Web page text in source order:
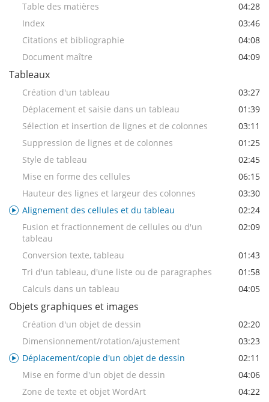
Table des matières
04:28
Index
03:46
Citations et bibliographie
04:08
Document maître
04:09
Tableaux
Création d'un tableau
03:27
Déplacement et saisie dans un tableau
01:39
Sélection et insertion de lignes et de colonnes
03:11
Suppression de lignes et de colonnes
01:25
Style de tableau
02:45
Mise en forme des cellules
06:15
Hauteur des lignes et largeur des colonnes
03:30
Alignement des cellules et du tableau
02:24
Fusion et fractionnement de cellules ou d'un
tableau
02:09
Conversion texte, tableau
01:43
Tri d'un tableau, d'une liste ou de paragraphes
01:58
Calculs dans un tableau
04:05
Objets graphiques et images
Création d'un objet de dessin
02:20
Dimensionnement/rotation/ajustement
03:23
Déplacement/copie d'un objet de dessin
02:11
Mise en forme d'un objet de dessin
04:06
Zone de texte et objet WordArt
04:22